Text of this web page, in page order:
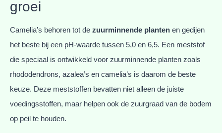
groei
Camelia’s behoren tot de zuurminnende planten en gedijen
het beste bij een pH-waarde tussen 5,0 en 6,5. Een meststof
die speciaal is ontwikkeld voor zuurminnende planten zoals
rhododendrons, azalea’s en camelia’s is daarom de beste
keuze. Deze meststoffen bevatten niet alleen de juiste
voedingsstoffen, maar helpen ook de zuurgraad van de bodem
op peil te houden.